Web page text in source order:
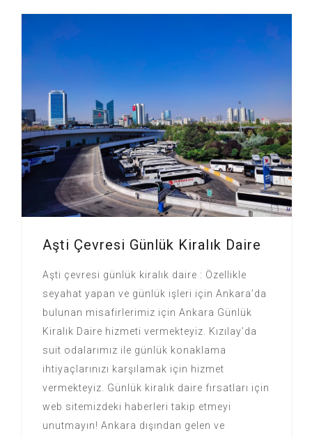
Aşti Çevresi Günlük Kiralık Daire
Aşti çevresi günlük kiralık daire : Özellikle
seyahat yapan ve günlük işleri için Ankara’da
bulunan misafirlerimiz için Ankara Günlük
Kiralık Daire hizmeti vermekteyiz. Kızılay’da
suit odalarımız ile günlük konaklama
ihtiyaçlarınızı karşılamak için hizmet
vermekteyiz. Günlük kiralık daire fırsatları için
web sitemizdeki haberleri takip etmeyi
unutmayın! Ankara dışından gelen ve